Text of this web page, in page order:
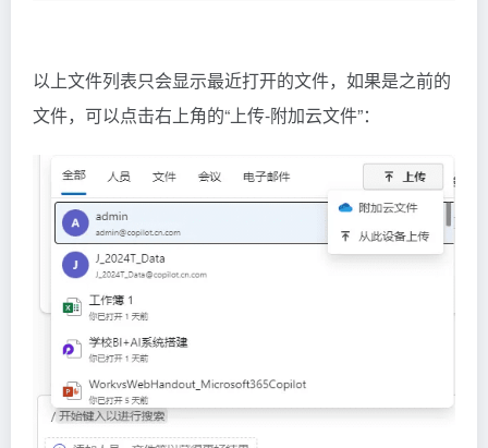
以上文件列表只会显示最近打开的文件，如果是之前的
文件，可以点击右上角的“上传-附加云文件”：